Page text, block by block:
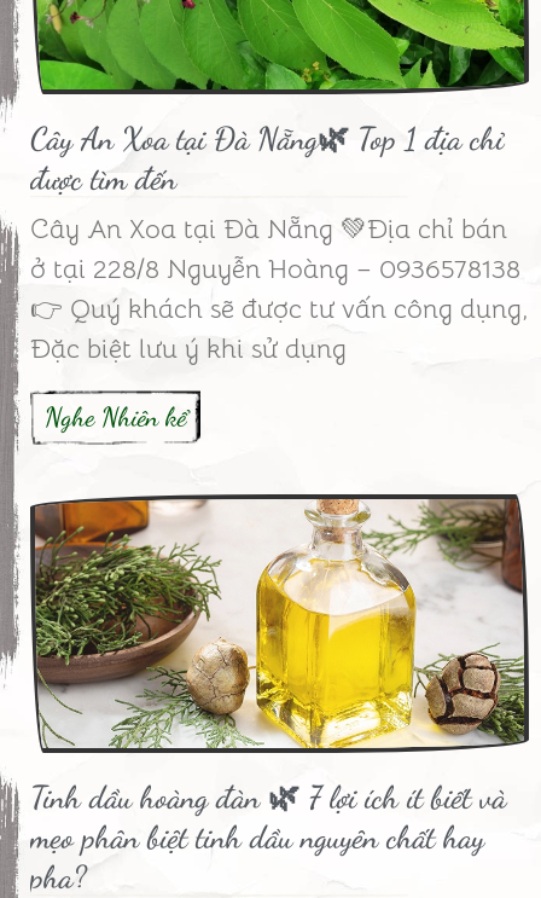
Cây An Xoa tại Đà Nẵng🌿 Top 1 địa chỉ
được tìm đến
Cây An Xoa tại Đà Nẵng 💚Địa chỉ bán
ở tại 228/8 Nguyễn Hoàng – 0936578138
👉 Quý khách sẽ được tư vấn công dụng,
Đặc biệt lưu ý khi sử dụng
Nghe Nhiên kể
Tinh dầu hoàng đàn 🌿 7 lợi ích ít biết và
mẹo phân biệt tinh dầu nguyên chất hay
pha?